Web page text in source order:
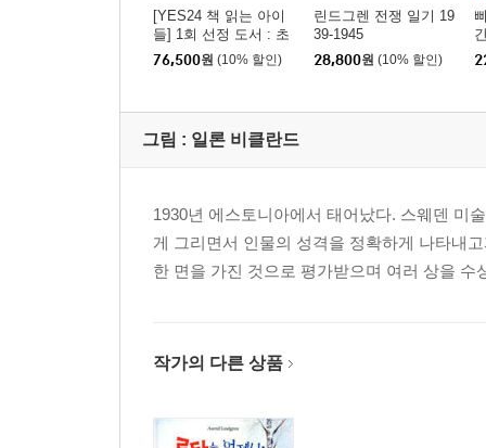
[YES24 책 읽는 아이
들] 1회 선정 도서 : 초
등 3~4학년 세트
76,500원 (10% 할인)
린드그렌 전쟁 일기 19
39-1945
28,800원 (10% 할인)
그림 : 일론 비클란드
1930년 에스토니아에서 태어났다. 스웨덴 미
게 그리면서 인물의 성격을 정확하게 나타내
한 면을 가진 것으로 평가받으며 여러 상을 수
작가의 다른 상품